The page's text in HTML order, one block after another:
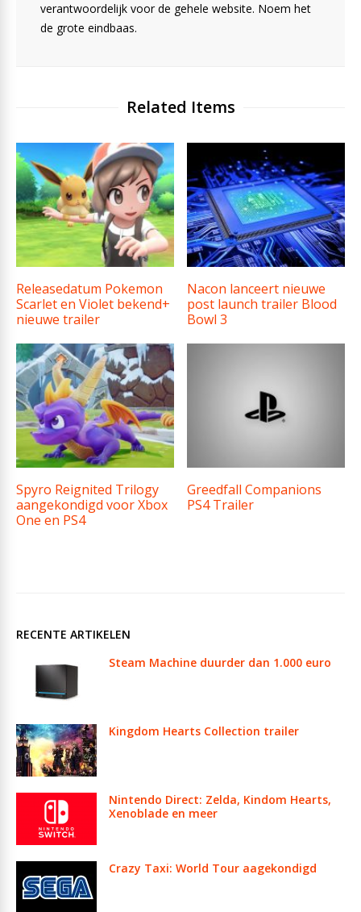
verantwoordelijk voor de gehele website. Noem het
de grote eindbaas.
Related Items
Releasedatum Pokemon
Scarlet en Violet bekend+
nieuwe trailer
Nacon lanceert nieuwe
post launch trailer Blood
Bowl 3
Spyro Reignited Trilogy
aangekondigd voor Xbox
One en PS4
Greedfall Companions
PS4 Trailer
RECENTE ARTIKELEN
Steam Machine duurder dan 1.000 euro
Kingdom Hearts Collection trailer
Nintendo Direct: Zelda, Kindom Hearts,
Xenoblade en meer
Crazy Taxi: World Tour aagekondigd